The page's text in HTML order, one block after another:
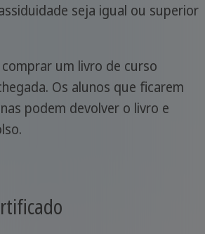
seja igual ou superior
um livro de curso
Os alunos que ficarem
podem devolver o livro e